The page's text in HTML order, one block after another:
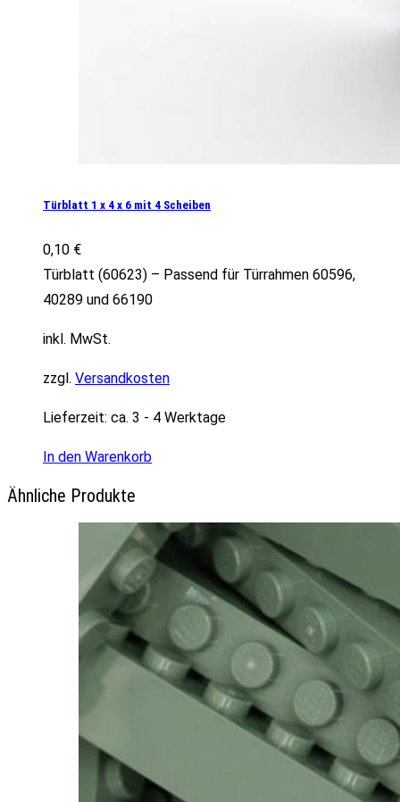
Türblatt 1 x 4 x 6 mit 4 Scheiben
0,10 €
Türblatt (60623) – Passend für Türrahmen 60596,
40289 und 66190
inkl. MwSt.
zzgl. Versandkosten
Lieferzeit: ca. 3 - 4 Werktage
In den Warenkorb
Ähnliche Produkte